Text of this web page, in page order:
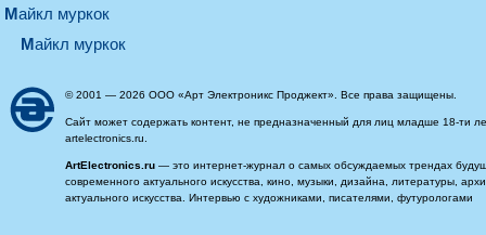
майкл муркок
майкл муркок
© 2001 — 2026 ООО «Арт Электроникс Проджект». Все права защищены.
Сайт может содержать контент, не предназначенный для лиц младше 18-ти
artelectronics.ru.
ArtElectronics.ru — это интернет-журнал о самых обсуждаемых трендах
современного актуального искусства, кино, музыки, дизайна, литературы,
актуального искусства. Интервью с художниками, писателями, футурологами